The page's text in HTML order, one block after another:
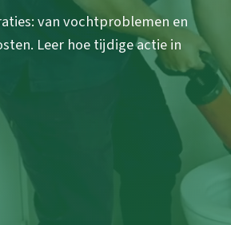
van vochtproblemen en
Leer hoe tijdige actie in